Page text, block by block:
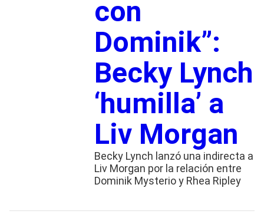
con
Dominik”:
Becky Lynch
‘humilla’ a
Liv Morgan
Becky Lynch lanzó una indirecta a
Liv Morgan por la relación entre
Dominik Mysterio y Rhea Ripley